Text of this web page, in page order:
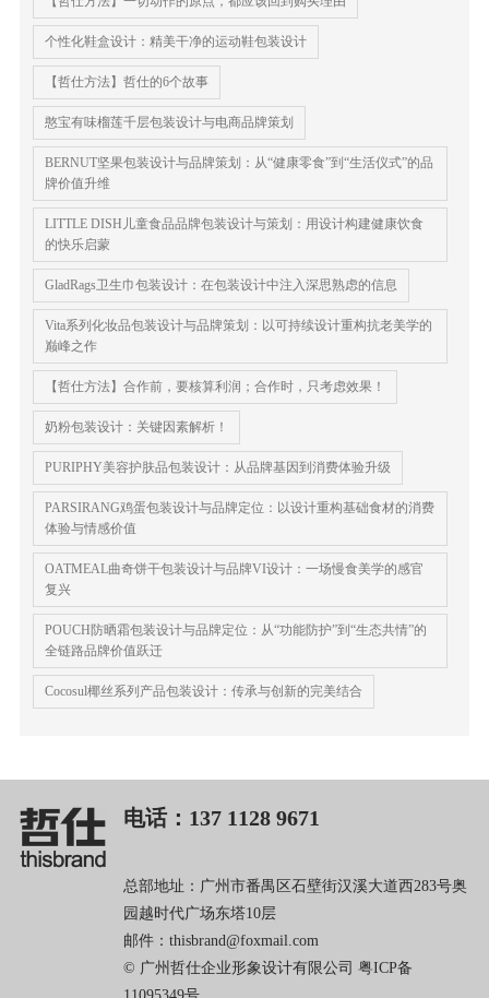
个性化鞋盒设计：精美干净的运动鞋包装设计
【哲仕方法】哲仕的6个故事
憨宝有味榴莲千层包装设计与电商品牌策划
BERNUT坚果包装设计与品牌策划：从“健康零食”到“生活仪式”的品
牌价值升维
LITTLE DISH儿童食品品牌包装设计与策划：用设计构建健康饮食
的快乐启蒙
GladRags卫生巾包装设计：在包装设计中注入深思熟虑的信息
Vita系列化妆品包装设计与品牌策划：以可持续设计重构抗老美学的
巅峰之作
【哲仕方法】合作前，要核算利润；合作时，只考虑效果！
奶粉包装设计：关键因素解析！
PURIPHY美容护肤品包装设计：从品牌基因到消费体验升级
PARSIRANG鸡蛋包装设计与品牌定位：以设计重构基础食材的消费
体验与情感价值
OATMEAL曲奇饼干包装设计与品牌VI设计：一场慢食美学的感官
复兴
POUCH防晒霜包装设计与品牌定位：从“功能防护”到“生态共情”的
全链路品牌价值跃迁
Cocosul椰丝系列产品包装设计：传承与创新的完美结合
电话：137 1128 9671
总部地址：广州市番禺区石壁街汉溪大道西283号奥
园越时代广场东塔10层
邮件：thisbrand@foxmail.com
© 广州哲仕企业形象设计有限公司 粤ICP备